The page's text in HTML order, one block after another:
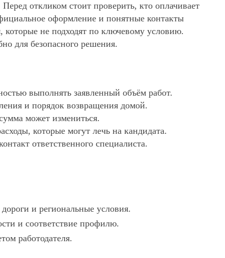
откликом стоит проверить, кто оплачивает
оформление и понятные контакты
которые не подходят по ключевому условию.
для безопасного решения.
выполнять заявленный объём работ.
и порядок возвращения домой.
может измениться.
которые могут лечь на кандидата.
ответственного специалиста.
и региональные условия.
и соответствие профилю.
работодателя.